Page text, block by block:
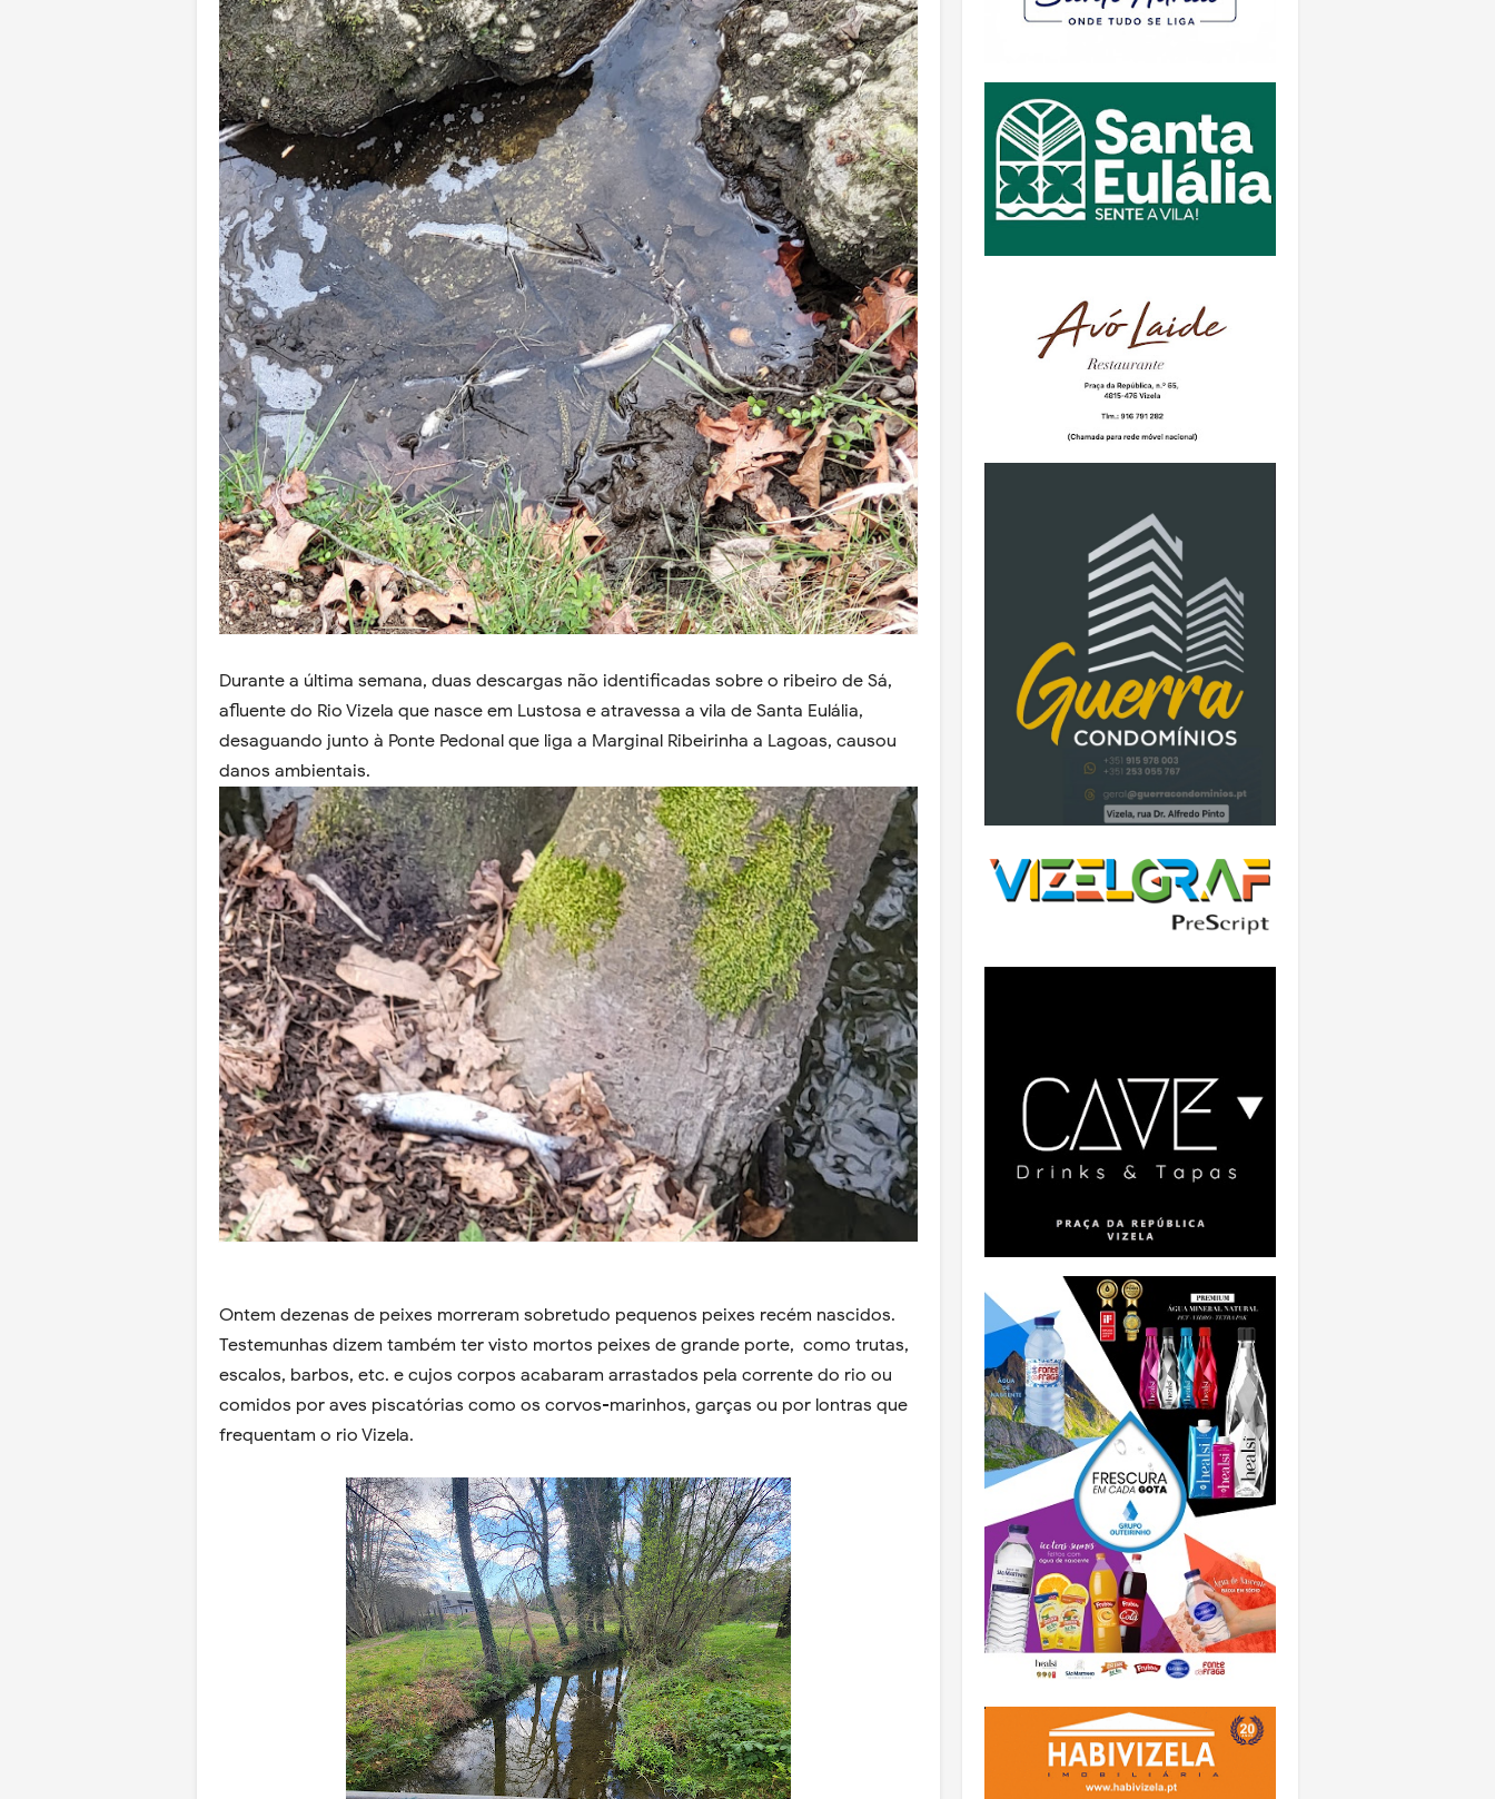
Durante a última semana, duas descargas não identificadas sobre o ribeiro de Sá,
afluente do Rio Vizela que nasce em Lustosa e atravessa a vila de Santa Eulália,
desaguando junto à Ponte Pedonal que liga a Marginal Ribeirinha a Lagoas, causou
danos ambientais.
Ontem dezenas de peixes morreram sobretudo pequenos peixes recém nascidos.
Testemunhas dizem também ter visto mortos peixes de grande porte, como trutas,
escalos, barbos, etc. e cujos corpos acabaram arrastados pela corrente do rio ou
comidos por aves piscatórias como os corvos-marinhos, garças ou por lontras que
frequentam o rio Vizela.